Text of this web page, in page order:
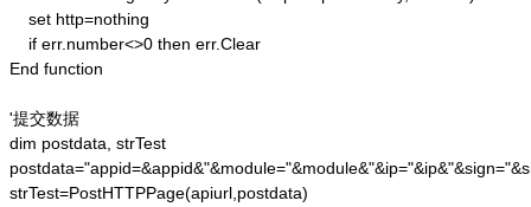
    set http=nothing
    if err.number<>0 then err.Clear
End function
'提交数据
dim postdata, strTest
strTest=PostHTTPPage(apiurl,postdata)